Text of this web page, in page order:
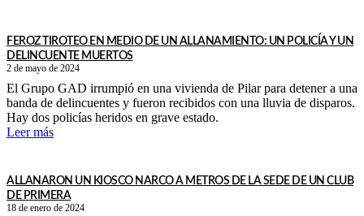
FEROZ TIROTEO EN MEDIO DE UN ALLANAMIENTO: UN POLICÍA Y UN
DELINCUENTE MUERTOS
2 de mayo de 2024
El Grupo GAD irrumpió en una vivienda de Pilar para detener a una
banda de delincuentes y fueron recibidos con una lluvia de disparos.
Hay dos policías heridos en grave estado.
Leer más
ALLANARON UN KIOSCO NARCO A METROS DE LA SEDE DE UN CLUB
DE PRIMERA
18 de enero de 2024